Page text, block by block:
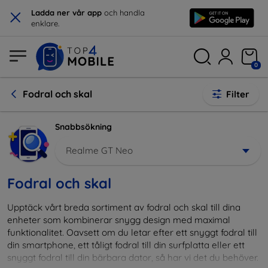
× Ladda ner vår app och handla
enklare.
0
Fodral och skal Filter
Snabbsökning
Realme GT Neo
Fodral och skal
Upptäck vårt breda sortiment av fodral och skal till dina
enheter som kombinerar snygg design med maximal
funktionalitet. Oavsett om du letar efter ett snyggt fodral till
din smartphone, ett tåligt fodral till din surfplatta eller ett
snyggt fodral till din bärbara dator, så har vi det du behöver.